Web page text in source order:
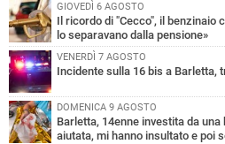
GIOVEDÌ 6 AGOSTO
Il ricordo di "Cecco", il benzinaio
lo separavano dalla pensione»
VENERDÌ 7 AGOSTO
Incidente sulla 16 bis a Barletta,
DOMENICA 9 AGOSTO
Barletta, 14enne investita da
aiutata, mi hanno insultato e poi